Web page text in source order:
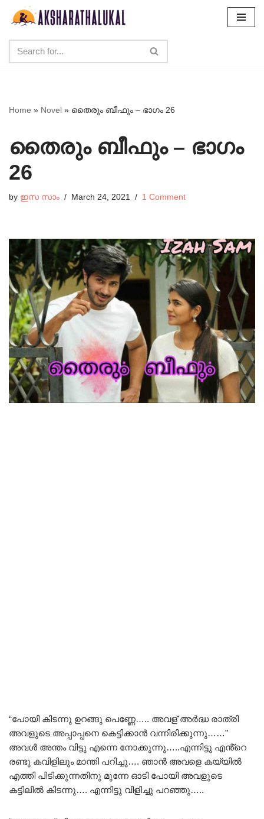
content
Home » Novel » തൈരും ബീഫും – ഭാഗം 26
തൈരും ബീഫും – ഭാഗം
26
by ഇസ സാം March 24, 2021 1 Comment
“പോയി കിടന്നു ഉറങ്ങു പെണ്ണേ….. അവള് അർദ്ധ രാത്രി
അവളുടെ അപ്പാപ്പനെ കെട്ടിക്കാൻ വന്നിരിക്കുന്നു……”
അവൾ അന്തം വിട്ടു എന്നെ നോക്കുന്നു…..എന്നിട്ടു എൻ്റെ
രണ്ടു കവിളിലും മാന്തി പറിച്ചു…. ഞാൻ അവളെ കയ്യിൽ
എത്തി പിടിക്കുന്നതിനു മുന്നേ ഓടി പോയി അവളുടെ
കട്ടിലിൽ കിടന്നു…. എന്നിട്ടു വിളിച്ചു പറഞ്ഞു…..